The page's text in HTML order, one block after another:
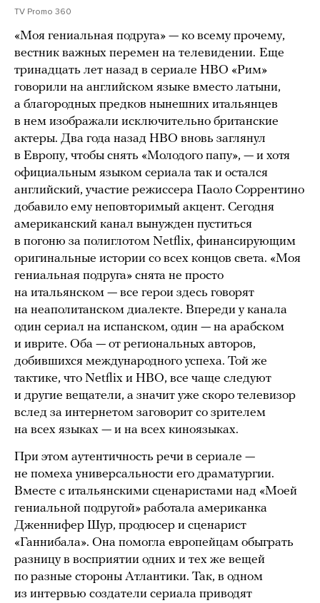
TV Promo 360
«Моя гениальная подруга» — ко всему прочему,
вестник важных перемен на телевидении. Еще
тринадцать лет назад в сериале HBO «Рим»
говорили на английском языке вместо латыни,
а благородных предков нынешних итальянцев
в нем изображали исключительно британские
актеры. Два года назад HBO вновь заглянул
в Европу, чтобы снять «Молодого папу», — и хотя
официальным языком сериала так и остался
английский, участие режиссера Паоло Соррентино
добавило ему неповторимый акцент. Сегодня
американский канал вынужден пуститься
в погоню за полиглотом Netflix, финансирующим
оригинальные истории со всех концов света. «Моя
гениальная подруга» снята не просто
на итальянском — все герои здесь говорят
на неаполитанском диалекте. Впереди у канала
один сериал на испанском, один — на арабском
и иврите. Оба — от региональных авторов,
добившихся международного успеха. Той же
тактике, что Netflix и HBO, все чаще следуют
и другие вещатели, а значит уже скоро телевизор
вслед за интернетом заговорит со зрителем
на всех языках — и на всех киноязыках.
При этом аутентичность речи в сериале —
не помеха универсальности его драматургии.
Вместе с итальянскими сценаристами над «Моей
гениальной подругой» работала американка
Дженнифер Шур, продюсер и сценарист
«Ганнибала». Она помогла европейцам обыграть
разницу в восприятии одних и тех же вещей
по разные стороны Атлантики. Так, в одном
из интервью создатели сериала приводят